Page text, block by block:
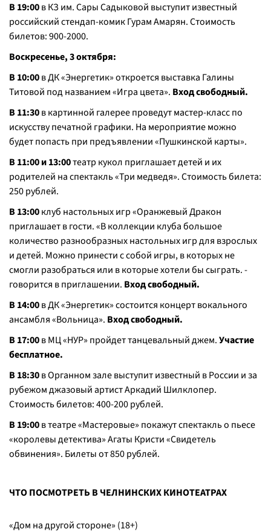
В 19:00в КЗ им. Сары Садыковой выступит известный
российский стендап-комик Гурам Амарян. Стоимость
билетов: 900-2000.
Воскресенье, 3 октября:
В 10:00в ДК «Энергетик» откроется выставка Галины
Титовой под названием «Игра цвета». Вход свободный.
В 11:30в картинной галерее проведут мастер-класс по
искусству печатной графики. На мероприятие можно
будет попасть при предъявлении «Пушкинской карты».
В 11:00 и 13:00театр кукол приглашает детей и их
родителей на спектакль «Три медведя». Стоимость билета:
250 рублей.
В 13:00клуб настольных игр «Оранжевый Дракон
приглашает в гости. «В коллекции клуба большое
количество разнообразных настольных игр для взрослых
и детей. Можно принести с собой игры, в которых не
смогли разобраться или в которые хотели бы сыграть. -
говорится в приглашении. Вход свободный.
В 14:00в ДК «Энергетик» состоится концерт вокального
ансамбля «Вольница». Вход свободный.
В 17:00в МЦ «НУР» пройдет танцевальный джем.Участие
бесплатное.
В 18:30в Органном зале выступит известный в России и за
рубежом джазовый артист Аркадий Шилклопер.
Стоимость билетов: 400-200 рублей.
В 19:00в театре «Мастеровые» покажут спектакль о пьесе
«королевы детектива» Агаты Кристи «Свидетель
обвинения». Билеты от 850 рублей.
ЧТО ПОСМОТРЕТЬ В ЧЕЛНИНСКИХ КИНОТЕАТРАХ
«Дом на другой стороне» (18+)